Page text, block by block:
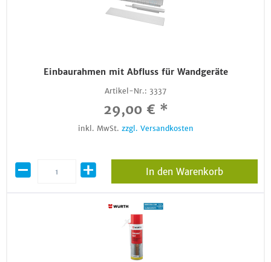
Einbaurahmen mit Abfluss für Wandgeräte
Artikel-Nr.: 3337
29,00 € *
inkl. MwSt. zzgl. Versandkosten
In den Warenkorb